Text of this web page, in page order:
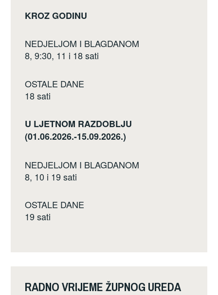
KROZ GODINU
NEDJELJOM I BLAGDANOM
8, 9:30, 11 i 18 sati
OSTALE DANE
18 sati
U LJETNOM RAZDOBLJU
(01.06.2026.-15.09.2026.)
NEDJELJOM I BLAGDANOM
8, 10 i 19 sati
OSTALE DANE
19 sati
RADNO VRIJEME ŽUPNOG UREDA